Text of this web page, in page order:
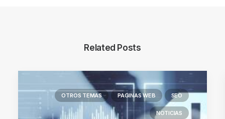
Related Posts
OTROS TEMAS PAGINAS WEB SEO
NOTICIAS